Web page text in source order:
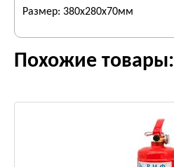
Размер: 380х280х70мм
Похожие товары: